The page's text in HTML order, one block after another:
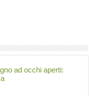
ad occhi aperti: